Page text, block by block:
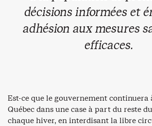
décisions informées et
adhésion aux mesures
efficaces.
Est-ce que le gouvernement continuera
Québec dans une case à part du reste
chaque hiver, en interdisant la libre